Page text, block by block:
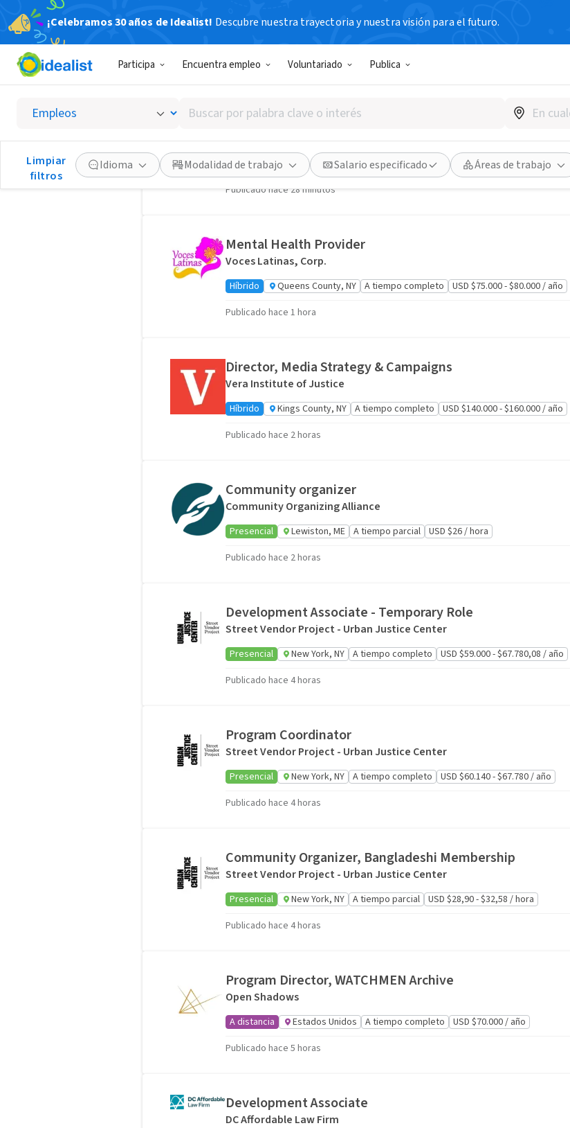
¡Celebramos 30 años de Idealist! Descubre nuestra trayectoria y nuestra visión para el futuro.
Participa Encuentra empleo Voluntariado Publica
Buscar
por
palabra
clave
o
interés
Limpiar
filtros
Idioma Modalidad de trabajo Salario especificado Áreas de trabajo
Inmigrantes o Refugiados Empleos
181 empleos
Staff Attorney, Hogar [Home] Program
National Center for LGBTQ Rights
Presencial San Francisco, CA A tiempo completo
USD $95.143 - $115.857 / año
Publicado hace 28 minutos
Mental Health Provider
Voces Latinas, Corp.
Híbrido Queens County, NY A tiempo completo
USD $75.000 - $80.000 / año
Publicado hace 1 hora
Director, Media Strategy & Campaigns
Vera Institute of Justice
Híbrido Kings County, NY A tiempo completo
USD $140.000 - $160.000 / año
Publicado hace 2 horas
Community organizer
Community Organizing Alliance
Presencial Lewiston, ME A tiempo parcial
USD $26 / hora
Publicado hace 2 horas
Development Associate - Temporary Role
Street Vendor Project - Urban Justice Center
Presencial New York, NY A tiempo completo
USD $59.000 - $67.780,08 / año
Publicado hace 4 horas
Program Coordinator
Street Vendor Project - Urban Justice Center
Presencial New York, NY A tiempo completo
USD $60.140 - $67.780 / año
Publicado hace 4 horas
Community Organizer, Bangladeshi Membership
Street Vendor Project - Urban Justice Center
Presencial New York, NY A tiempo parcial
USD $28,90 - $32,58 / hora
Publicado hace 4 horas
Program Director, WATCHMEN Archive
Open Shadows
A distancia Estados Unidos A tiempo completo
USD $70.000 / año
Publicado hace 5 horas
Development Associate
DC Affordable Law Firm